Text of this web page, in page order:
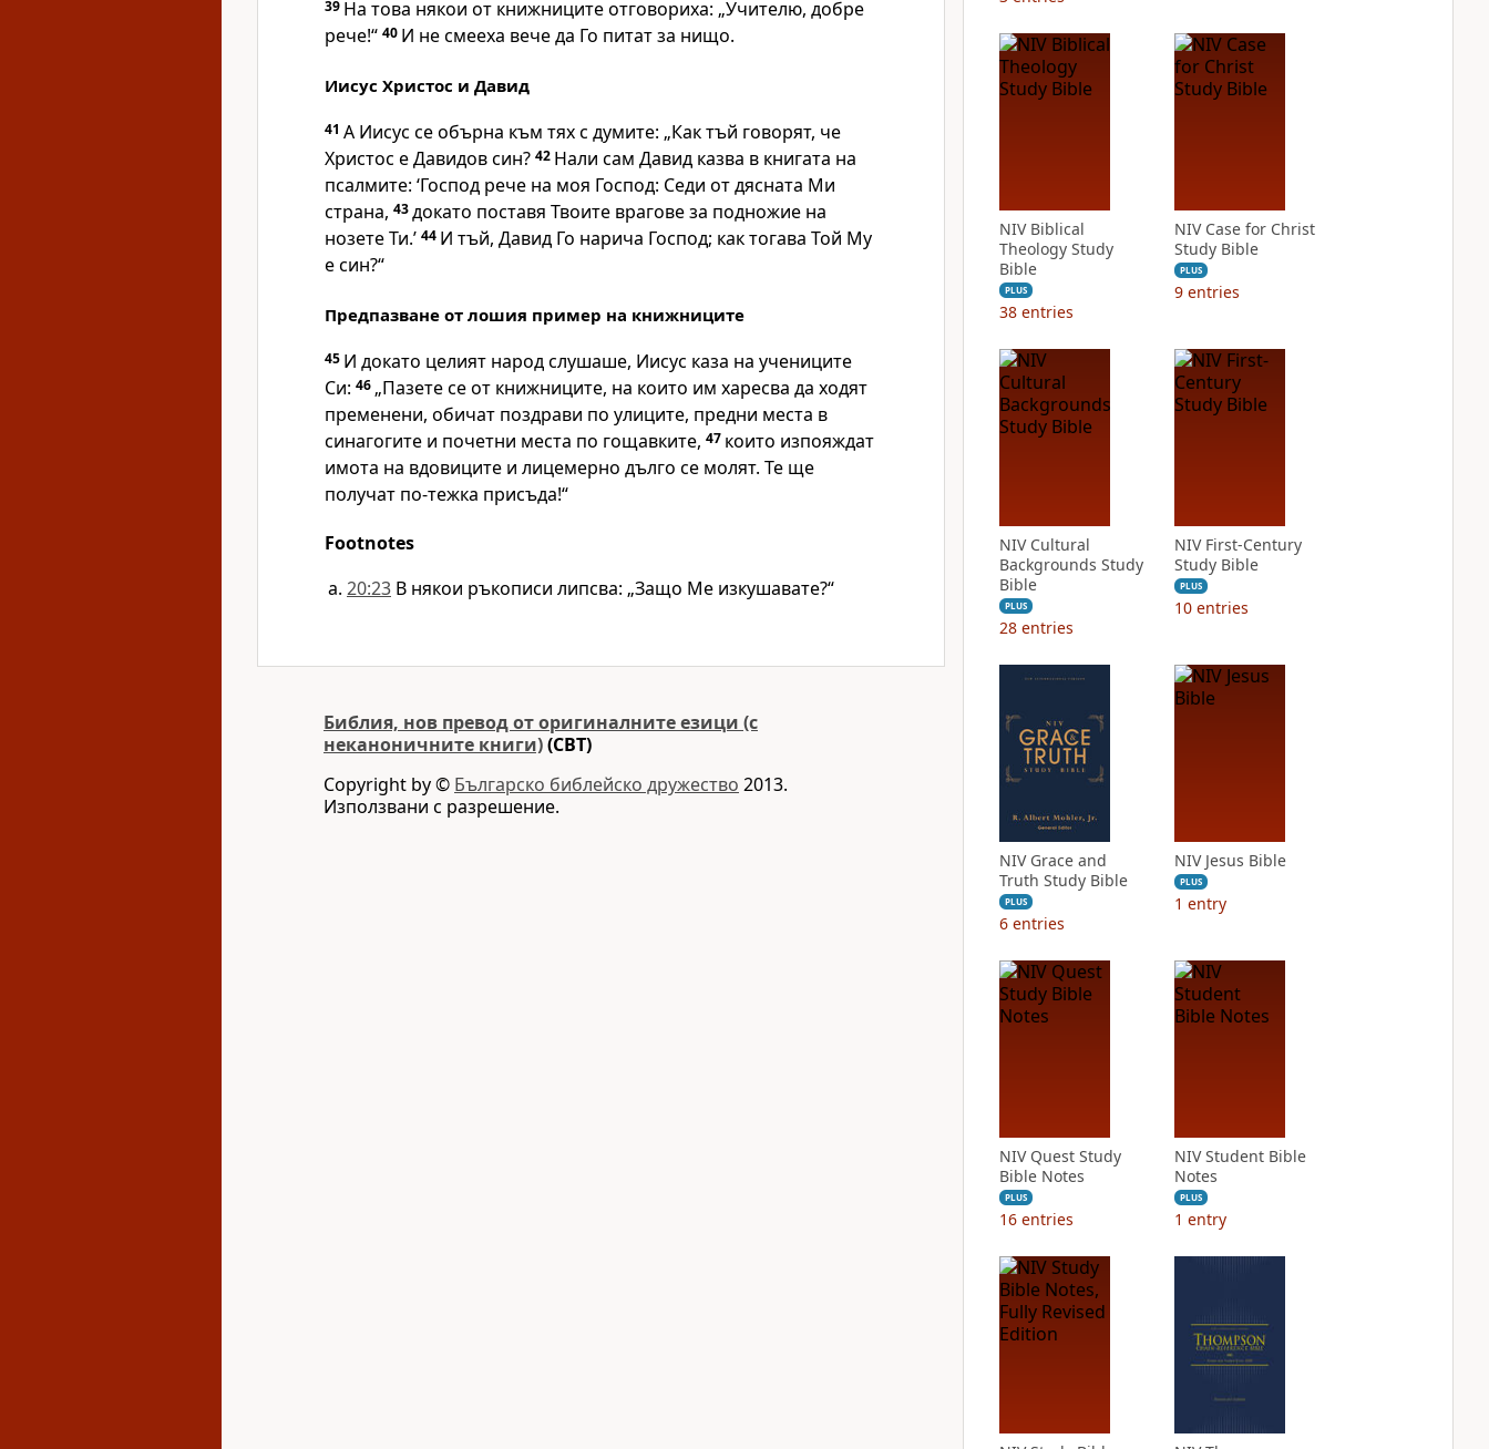
39 На това някои от книжниците отговориха: „Учителю, добре
рече!“ 40 И не смееха вече да Го питат за нищо.
Иисус Христос и Давид
41 А Иисус се обърна към тях с думите: „Как тъй говорят, че
Христос е Давидов син? 42 Нали сам Давид казва в книгата на
псалмите: ‘Господ рече на моя Господ: Седи от дясната Ми
страна, 43докато поставя Твоите врагове за подножие на
нозете Ти.’ 44 И тъй, Давид Го нарича Господ; как тогава Той Му
е син?“
Предпазване от лошия пример на книжниците
45 И докато целият народ слушаше, Иисус каза на учениците
Си: 46 „Пазете се от книжниците, на които им харесва да ходят
пременени, обичат поздрави по улиците, предни места в
синагогите и почетни места по гощавките, 47 които изпояждат
имота на вдовиците и лицемерно дълго се молят. Те ще
получат по-тежка присъда!“
Footnotes
20:23 В някои ръкописи липсва: „Защо Ме изкушавате?“
Библия, нов превод от оригиналните езици (с
неканоничните книги)(CBT)
Copyright by © Българско библейско дружество 2013.
Използвани с разрешение.
NIV Biblical
Theology Study
Bible
PLUS
38 entries
NIV Case for Christ
Study Bible
PLUS
9 entries
NIV Cultural
Backgrounds Study
Bible
PLUS
28 entries
NIV First-Century
Study Bible
PLUS
10 entries
NIV Grace and
Truth Study Bible
PLUS
6 entries
NIV Jesus Bible
PLUS
1 entry
NIV Quest Study
Bible Notes
PLUS
16 entries
NIV Student Bible
Notes
PLUS
1 entry